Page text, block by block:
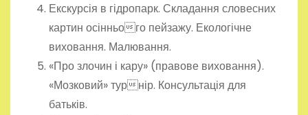
Екскурсія в гідропарк. Складання словесних
картин осіннього пейзажу. Екологічне
виховання. Малювання.
«Про злочин і кару» (правове виховання).
«Мозковий» турнір. Консультація для
батьків.